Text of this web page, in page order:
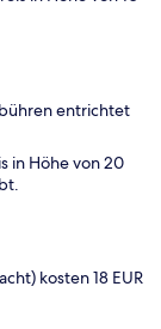
entrichtet
in Höhe von 20
kosten 18 EUR